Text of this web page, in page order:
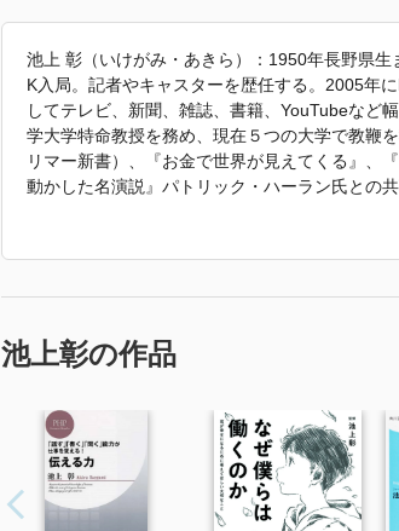
池上 彰（いけがみ・あきら）：1950年長野県
K入局。記者やキャスターを歴任する。2005年
してテレビ、新聞、雑誌、書籍、YouTubeなど
学大学特命教授を務め、現在５つの大学で教鞭
リマー新書）、『お金で世界が見えてくる』
動かした名演説』パトリック・ハーラン氏との
ん』（共著、SB新書）ほか、多数。
池上彰の作品